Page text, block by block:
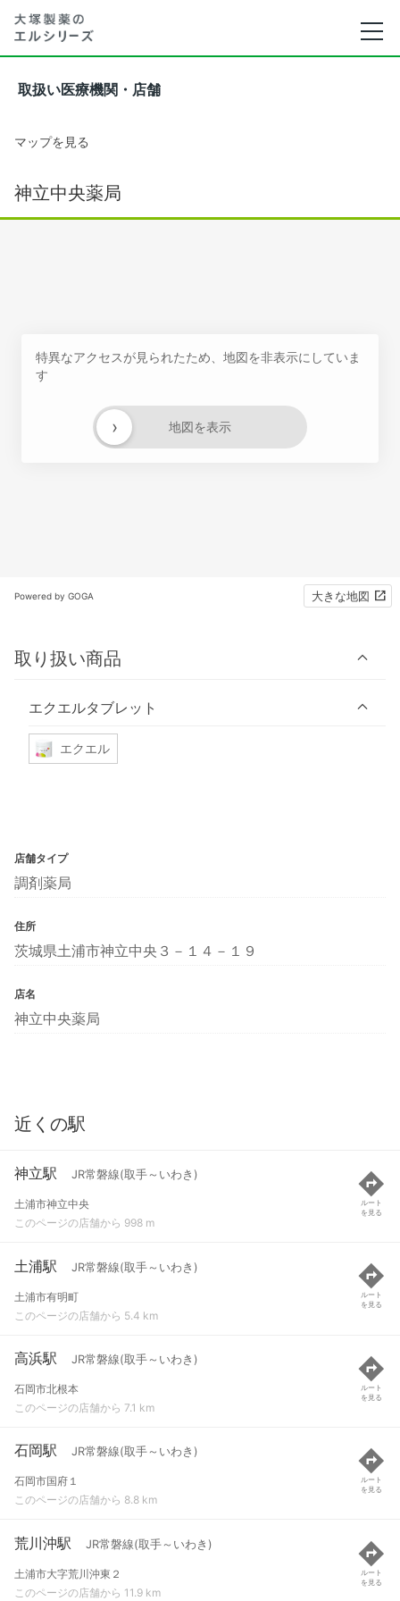
取扱い医療機関・店舗
マップを見る
神立中央薬局
特異なアクセスが見られたため、地図を非表示にしていま
す
地図を表示
›
Powered by GOGA 大きな地図
取り扱い商品
エクエルタブレット
エクエル
店舗タイプ
調剤薬局
住所
茨城県土浦市神立中央３－１４－１９
店名
神立中央薬局
近くの駅
神立駅 JR常磐線(取手～いわき)
土浦市神立中央
このページの店舗から 998 m
ルート
を見る
土浦駅 JR常磐線(取手～いわき)
土浦市有明町
このページの店舗から 5.4 km
ルート
を見る
高浜駅 JR常磐線(取手～いわき)
石岡市北根本
このページの店舗から 7.1 km
ルート
を見る
石岡駅 JR常磐線(取手～いわき)
石岡市国府１
このページの店舗から 8.8 km
ルート
を見る
荒川沖駅 JR常磐線(取手～いわき)
土浦市大字荒川沖東２
このページの店舗から 11.9 km
ルート
を見る